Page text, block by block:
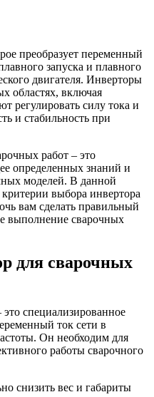
преобразует переменный
запуска и плавного
двигателя. Инверторы
областях, включая
регулировать силу тока и
и стабильность при
работ – это
определенных знаний и
моделей. В данной
выбора инвертора
вам сделать правильный
выполнение сварочных
для сварочных
специализированное
ток сети в
Он необходим для
работы сварочного
снизить вес и габариты